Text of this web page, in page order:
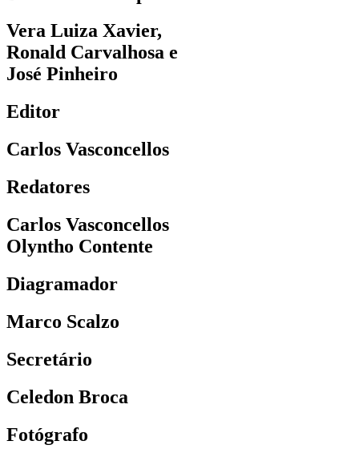
Vera Luiza Xavier,
Ronald Carvalhosa e
José Pinheiro
Editor
Carlos Vasconcellos
Redatores
Carlos Vasconcellos
Olyntho Contente
Diagramador
Marco Scalzo
Secretário
Celedon Broca
Fotógrafo